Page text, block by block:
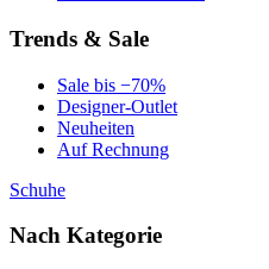
Trends & Sale
Sale bis −70%
Designer-Outlet
Neuheiten
Auf Rechnung
Schuhe
Nach Kategorie